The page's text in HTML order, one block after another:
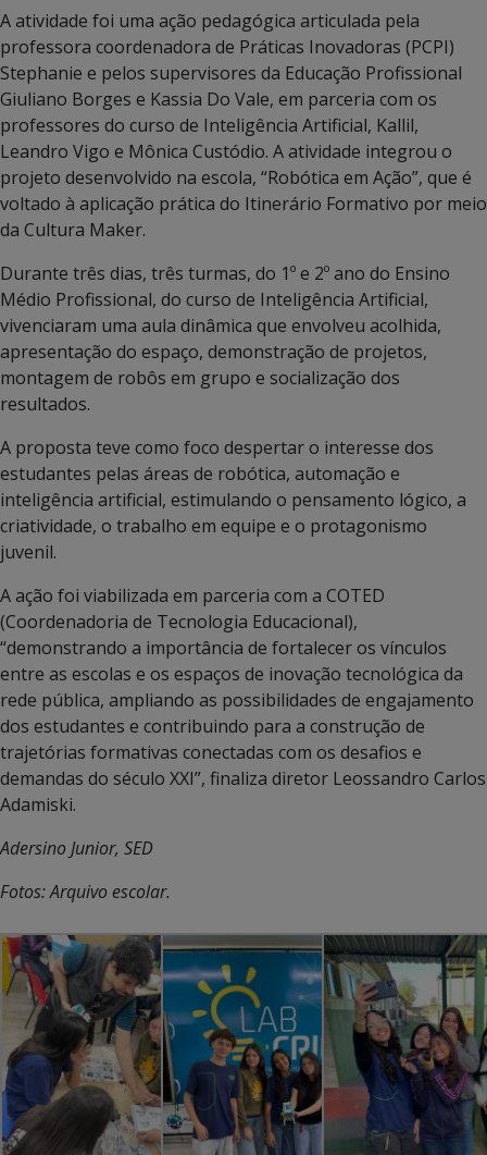
A atividade foi uma ação pedagógica articulada pela
professora coordenadora de Práticas Inovadoras (PCPI)
Stephanie e pelos supervisores da Educação Profissional
Giuliano Borges e Kassia Do Vale, em parceria com os
professores do curso de Inteligência Artificial, Kallil,
Leandro Vigo e Mônica Custódio. A atividade integrou o
projeto desenvolvido na escola, “Robótica em Ação”, que é
voltado à aplicação prática do Itinerário Formativo por meio
da Cultura Maker.
Durante três dias, três turmas, do 1º e 2º ano do Ensino
Médio Profissional, do curso de Inteligência Artificial,
vivenciaram uma aula dinâmica que envolveu acolhida,
apresentação do espaço, demonstração de projetos,
montagem de robôs em grupo e socialização dos
resultados.
A proposta teve como foco despertar o interesse dos
estudantes pelas áreas de robótica, automação e
inteligência artificial, estimulando o pensamento lógico, a
criatividade, o trabalho em equipe e o protagonismo
juvenil.
A ação foi viabilizada em parceria com a COTED
(Coordenadoria de Tecnologia Educacional),
“demonstrando a importância de fortalecer os vínculos
entre as escolas e os espaços de inovação tecnológica da
rede pública, ampliando as possibilidades de engajamento
dos estudantes e contribuindo para a construção de
trajetórias formativas conectadas com os desafios e
demandas do século XXI”, finaliza diretor Leossandro Carlos
Adamiski.
Adersino Junior, SED
Fotos: Arquivo escolar.